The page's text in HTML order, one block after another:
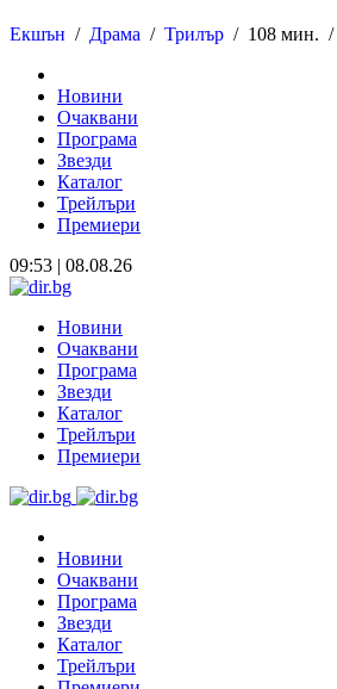
Екшън / Драма / Трилър / 108 мин. /
Новини
Очаквани
Програма
Звезди
Каталог
Трейлъри
Премиери
09:53 | 08.08.26
Новини
Очаквани
Програма
Звезди
Каталог
Трейлъри
Премиери
Новини
Очаквани
Програма
Звезди
Каталог
Трейлъри